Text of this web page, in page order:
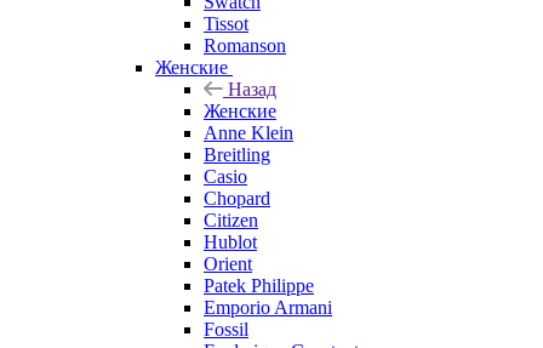
Tissot
Romanson
Женские
Назад
Женские
Anne Klein
Breitling
Casio
Chopard
Citizen
Hublot
Orient
Patek Philippe
Emporio Armani
Fossil